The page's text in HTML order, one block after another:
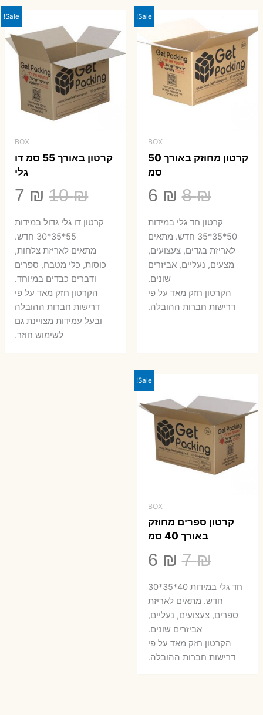
Sale!
BOX
קרטון מחוזק באורך 50
סמ
8₪
המחיר
המקורי
היה:
8 ₪.
6 ₪
הנוכחיקרטון חד גלי במידות
50*35*35 חדש. מתאים
לאריזת בגדים, צעצועים,
מצעים, נעליים, אביזרים
שונים.
הקרטון חזק מאד על פי
דרישות חברות ההובלה.
Sale!
BOX
קרטון באורך 55 סמ דו
גלי
10₪
היה:
10 ₪.
7 ₪
7 ₪.
קרטון דו גלי גדול במידות
55*35*30 חדש.
מתאים לאריזת צלחות,
כוסות, כלי מטבח, ספרים
ודברים כבדים במיוחד.
הקרטון חזק מאד על פי
דרישות חברות ההובלה
ובעל עמידות מצויינת גם
לשימוש חוזר.
Sale!
BOX
קרטון ספרים מחוזק
באורך 40 סמ
7₪
המחיר
המקורי
היה:
7 ₪.
6 ₪
הוא:
חד גלי במידות 40*35*30
חדש. מתאים לאריזת
ספרים, צעצועים, נעליים,
אביזרים שונים.
הקרטון חזק מאד על פי
דרישות חברות ההובלה.